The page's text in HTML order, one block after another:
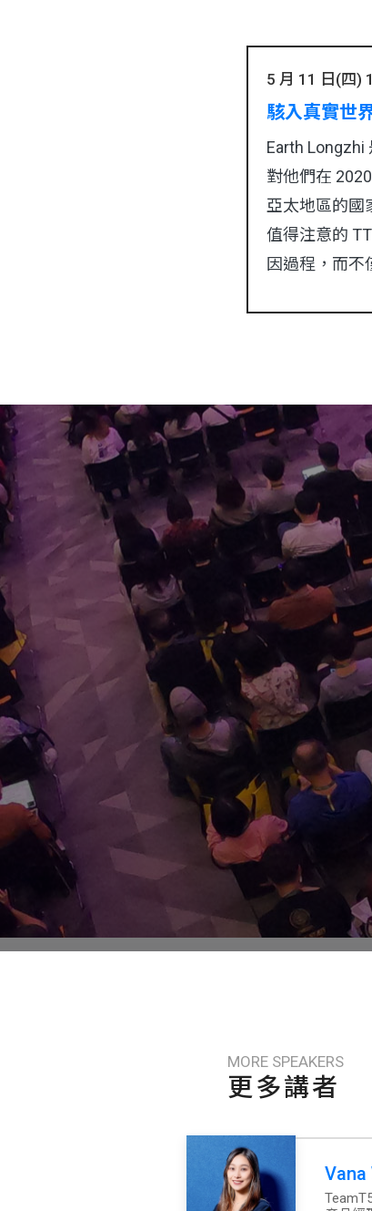
5 月 11 日(四)
駭入真實世
Earth
對他們在
亞太地區的國
值得注意的
因過程，而不
MORE SPEAKERS
更多講者
Vana